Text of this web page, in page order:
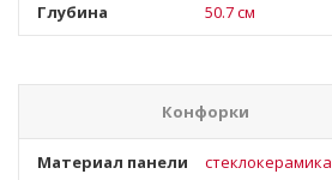
Глубина 50.7 см
Конфорки
Материал панели стеклокерамика